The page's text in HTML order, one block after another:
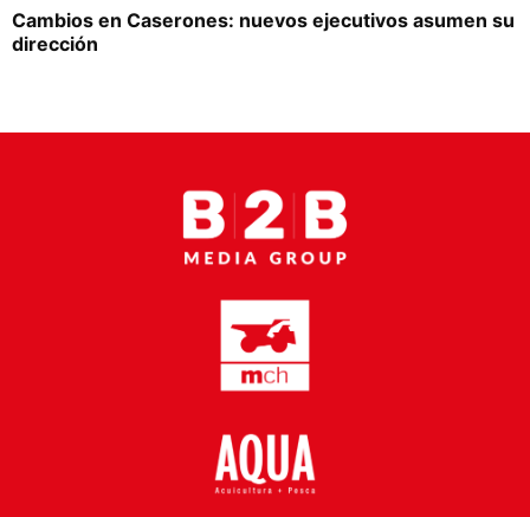
Columnas de Opinión
Designaciones
Cambios en Caserones: nuevos ejecutivos asumen su
dirección